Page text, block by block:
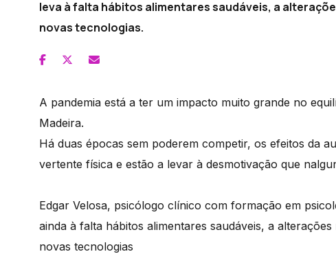
leva à falta hábitos alimentares saudáveis, a
novas tecnologias.
A pandemia está a ter um impacto muito grande no
Madeira.
Há duas épocas sem poderem competir, os efeitos da
vertente física e estão a levar à desmotivação que
Edgar Velosa, psicólogo clínico com formação em
ainda à falta hábitos alimentares saudáveis, a
novas tecnologias